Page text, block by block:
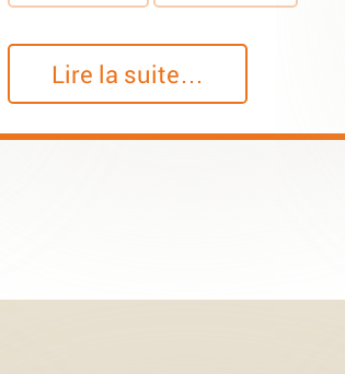
Lire la suite…